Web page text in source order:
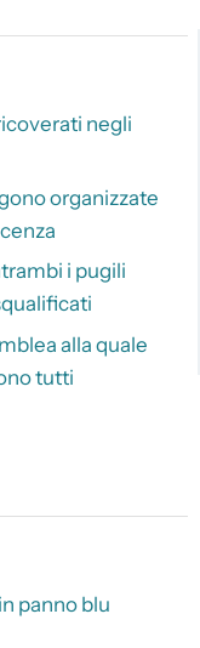
negli
organizzate
i pugili
alla quale
tutti
panno blu